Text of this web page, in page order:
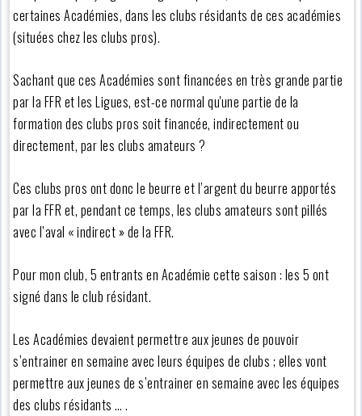
certaines Académies, dans les clubs résidants de ces académies
(situées chez les clubs pros).
Sachant que ces Académies sont financées en très grande partie
par la FFR et les Ligues, est-ce normal qu'une partie de la
formation des clubs pros soit financée, indirectement ou
directement, par les clubs amateurs ?
Ces clubs pros ont donc le beurre et l’argent du beurre apportés
par la FFR et, pendant ce temps, les clubs amateurs sont pillés
avec l’aval « indirect » de la FFR.
Pour mon club, 5 entrants en Académie cette saison : les 5 ont
signé dans le club résidant.
Les Académies devaient permettre aux jeunes de pouvoir
s’entrainer en semaine avec leurs équipes de clubs ; elles vont
permettre aux jeunes de s’entrainer en semaine avec les équipes
des clubs résidants … .